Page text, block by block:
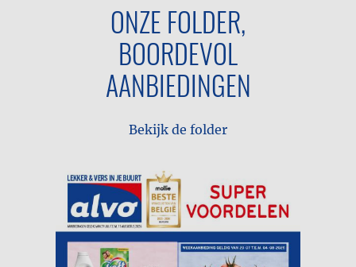
ONZE FOLDER,
BOORDEVOL
AANBIEDINGEN
Bekijk de folder